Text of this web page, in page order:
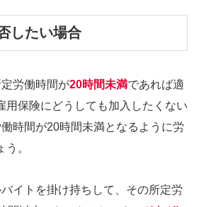
したい場合
労働時間が20時間未満であれば適
用保険にどうしても加入したくない
時間が20時間未満となるように労
。
イトを掛け持ちして、その所定労